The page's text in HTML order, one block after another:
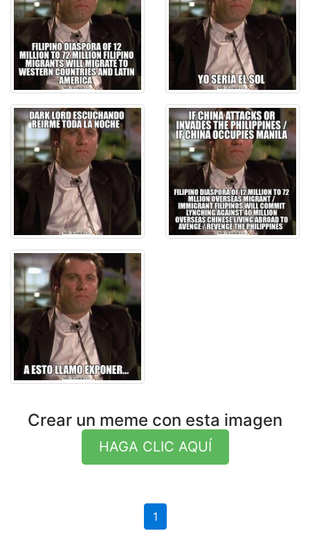
Crear un meme con esta imagen
HAGA CLIC AQUÍ
1